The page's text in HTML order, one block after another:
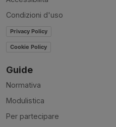
Condizioni d'uso
Privacy Policy
Cookie Policy
Guide
Normativa
Modulistica
Per partecipare